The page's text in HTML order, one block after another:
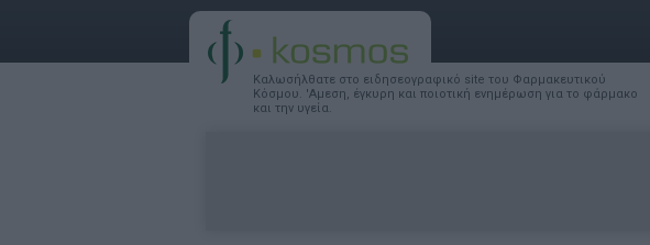
Καλωσήλθατε στο ειδησεογραφικό site του Φαρμακευτικού
Κόσμου. 'Αμεση, έγκυρη και ποιοτική ενημέρωση για το φάρμακο
και την υγεία.